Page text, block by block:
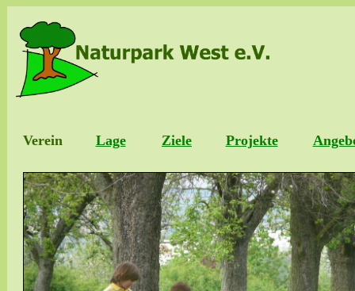
Verein Lage Ziele Projekte